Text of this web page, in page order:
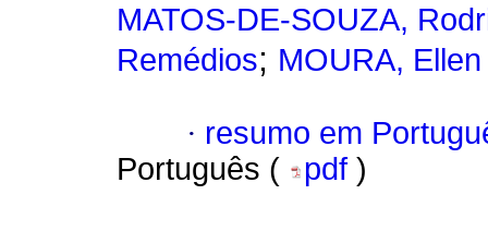
MATOS-DE-SOUZA,
Remédios; MOURA,
· resumo em
Português (
pdf )